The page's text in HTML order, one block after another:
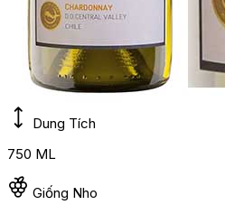
Dung Tích
750 ML
Giống Nho